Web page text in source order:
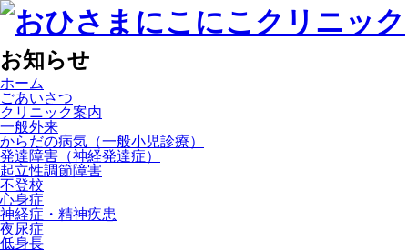
お知らせ
ホーム
ごあいさつ
クリニック案内
一般外来
からだの病気（一般小児診療）
発達障害（神経発達症）
起立性調節障害
不登校
心身症
神経症・精神疾患
夜尿症
低身長